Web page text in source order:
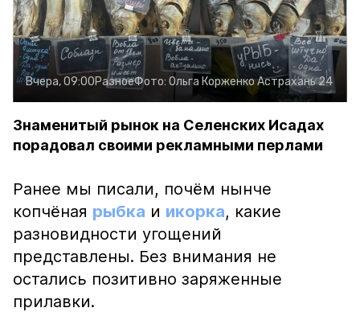
Вчера, 09:00РазноеФото: Ольга КорженкоАстрахань 24
Знаменитый рынок на Селенских Исадах
порадовал своими рекламными перлами
Ранее мы писали, почём нынче
копчёная рыбка и икорка, какие
разновидности угощений
представлены. Без внимания не
остались позитивно заряженные
прилавки.